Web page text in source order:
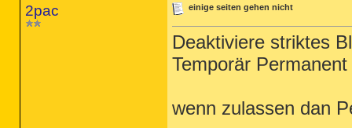
2pac einige seiten gehen nicht
Deaktiviere striktes
Temporär Permanent
wenn zulassen dan